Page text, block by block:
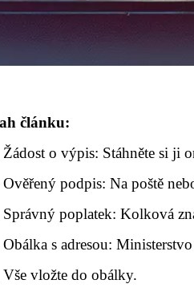
článku:
Žádost o výpis: Stáhněte si ji
Ověřený podpis: Na poště
Správný poplatek: Kolková
Obálka s adresou:
Vše vložte do obálky.